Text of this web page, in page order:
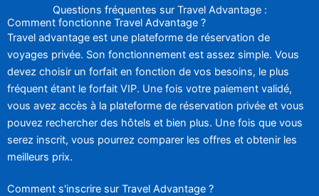
Questions fréquentes sur Travel Advantage :
Comment fonctionne Travel Advantage ?
Travel advantage est une plateforme de réservation de
voyages privée. Son fonctionnement est assez simple. Vous
devez choisir un forfait en fonction de vos besoins, le plus
fréquent étant le forfait VIP. Une fois votre paiement validé,
vous avez accès à la plateforme de réservation privée et vous
pouvez rechercher des hôtels et bien plus. Une fois que vous
serez inscrit, vous pourrez comparer les offres et obtenir les
meilleurs prix.
Comment s'inscrire sur Travel Advantage ?